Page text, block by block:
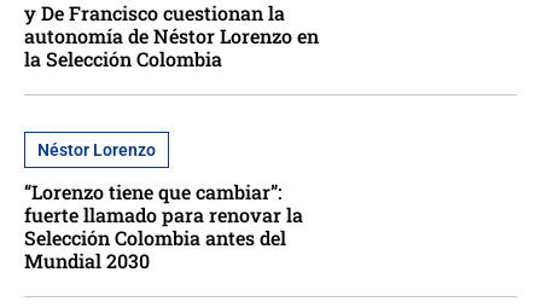
y De Francisco cuestionan la
autonomía de Néstor Lorenzo en
la Selección Colombia
Néstor Lorenzo
“Lorenzo tiene que cambiar”:
fuerte llamado para renovar la
Selección Colombia antes del
Mundial 2030